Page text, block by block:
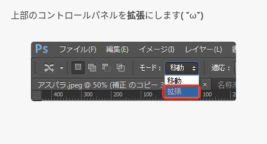
上部のコントロールパネルを拡張にします( ˘ω˘)